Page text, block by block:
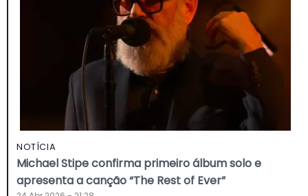
NOTÍCIA
Michael Stipe confirma primeiro álbum solo e
apresenta a canção “The Rest of Ever”